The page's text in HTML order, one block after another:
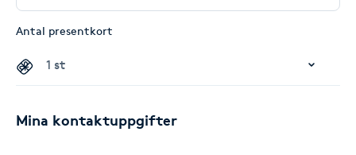
Antal presentkort
Mina kontaktuppgifter